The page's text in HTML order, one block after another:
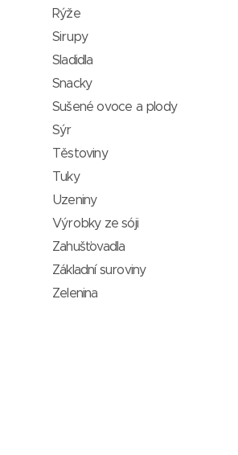
Rýže
Sirupy
Sladidla
Snacky
Sušené ovoce a plody
Sýr
Těstoviny
Tuky
Uzeniny
Výrobky ze sóji
Zahušťovadla
Základní suroviny
Zelenina